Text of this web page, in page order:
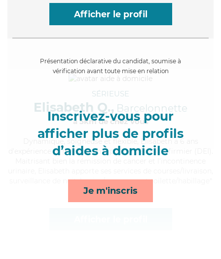
Afficher le profil
Présentation déclarative du candidat, soumise à
vérification avant toute mise en relation
Inscrivez-vous pour
afficher plus de profils
d’aides à domicile
Je m'inscris
SÉRIEUSE
Elisabeth Q., Barcelonnette
à 5km de chez Vous
, soigneuse et flexible, Elisabeth a 6 ans
d'expérience et possède un diplôme d'Etat d'infirmier (DEI).
surveillance de nuit, lessive/repassage et toilette/habillage*